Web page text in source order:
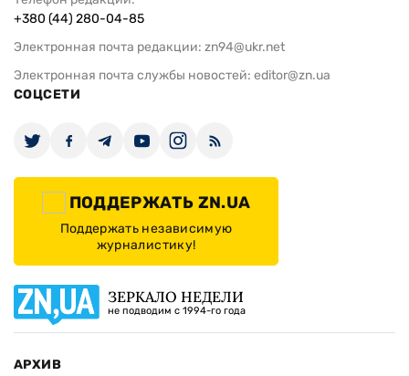
+380 (44) 280-04-85
Электронная почта редакции: zn94@ukr.net
Электронная почта службы новостей: editor@zn.ua
СОЦСЕТИ
ПОДДЕРЖАТЬ ZN.UA
Поддержать независимую
журналистику!
ЗЕРКАЛО НЕДЕЛИ
не подводим с 1994-го года
АРХИВ